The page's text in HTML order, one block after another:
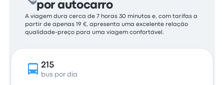
por autocarro
A viagem dura cerca de 7 horas 30 minutos e, com tarifas a
partir de apenas 19 €, apresenta uma excelente relação
qualidade-preço para uma viagem confortável.
215
bus por dia